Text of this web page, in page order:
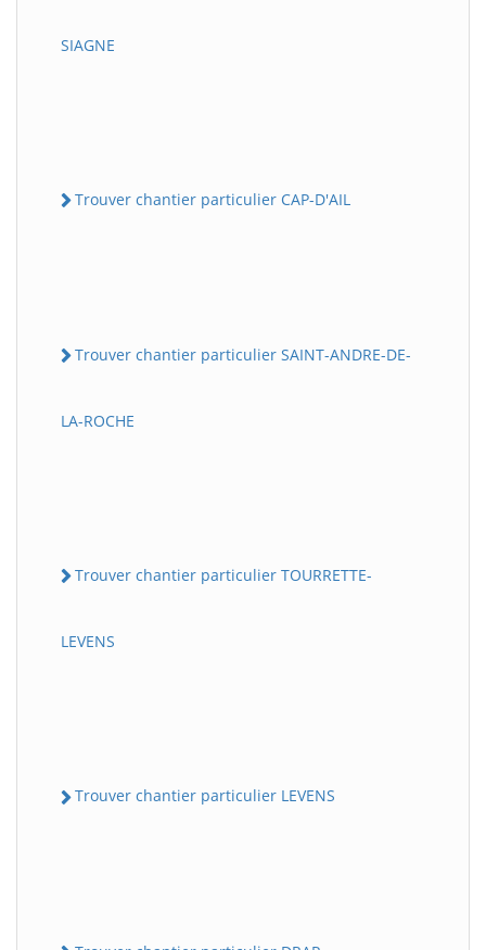
SIAGNE
Trouver chantier particulier CAP-D'AIL
Trouver chantier particulier SAINT-ANDRE-DE-
LA-ROCHE
Trouver chantier particulier TOURRETTE-
LEVENS
Trouver chantier particulier LEVENS